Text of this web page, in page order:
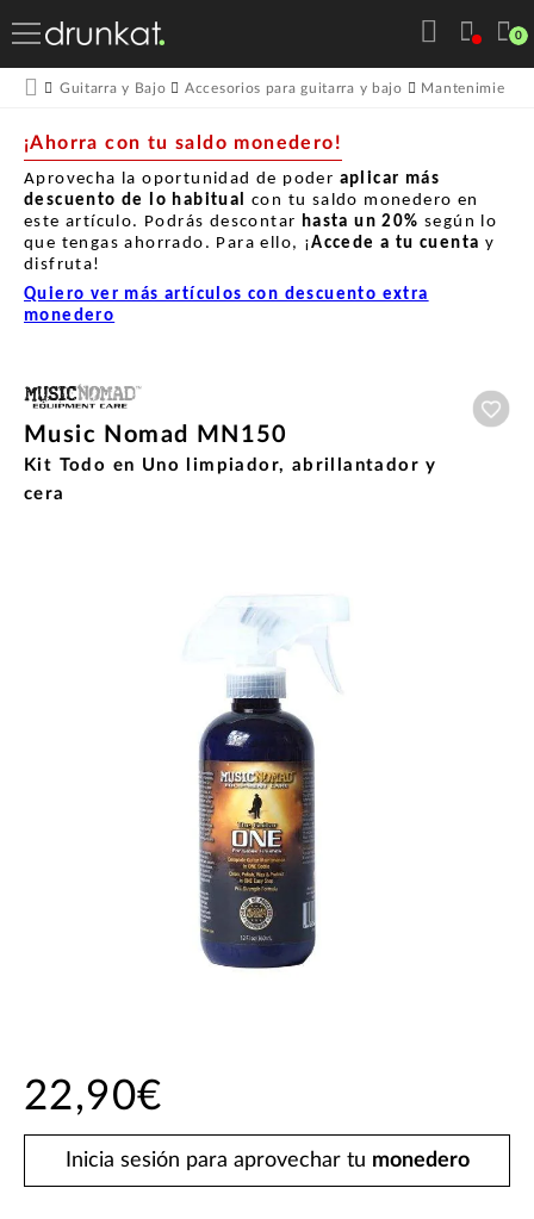
0
Guitarra y Bajo Accesorios para guitarra y bajo Mantenimiento
¡Ahorra con tu saldo monedero!
Aprovecha la oportunidad de poder aplicar más
descuento de lo habitual con tu saldo monedero en
este artículo. Podrás descontar hasta un 20% según lo
que tengas ahorrado. Para ello, ¡Accede a tu cuenta y
disfruta!
Quiero ver más artículos con descuento extra
monedero
Music Nomad MN150
Kit Todo en Uno limpiador, abrillantador y
cera
22,90€
Inicia sesión para aprovechar tu monedero